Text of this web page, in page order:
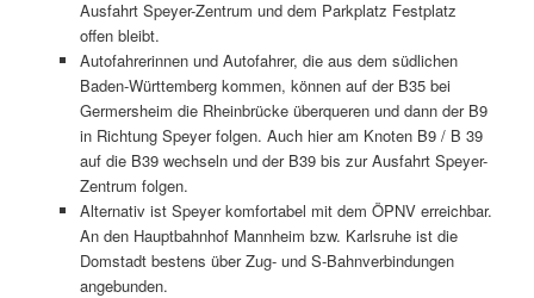
Ausfahrt Speyer-Zentrum und dem Parkplatz Festplatz
offen bleibt.
Autofahrerinnen und Autofahrer, die aus dem südlichen
Baden-Württemberg kommen, können auf der B35 bei
Germersheim die Rheinbrücke überqueren und dann der B9
in Richtung Speyer folgen. Auch hier am Knoten B9 / B 39
auf die B39 wechseln und der B39 bis zur Ausfahrt Speyer-
Zentrum folgen.
Alternativ ist Speyer komfortabel mit dem ÖPNV erreichbar.
An den Hauptbahnhof Mannheim bzw. Karlsruhe ist die
Domstadt bestens über Zug- und S-Bahnverbindungen
angebunden.